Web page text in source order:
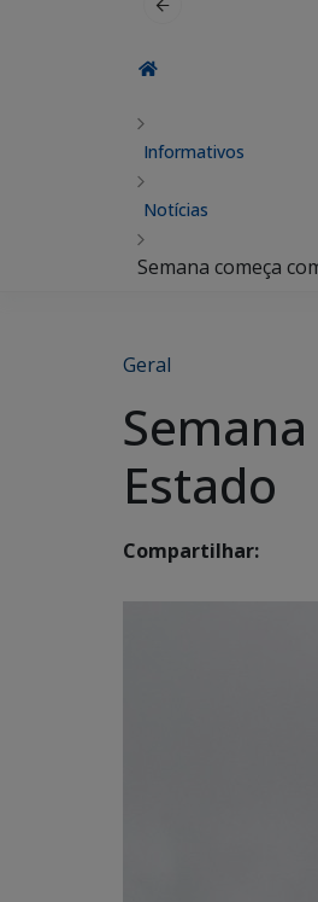
Informativos
Notícias
Semana começa
Geral
Estado
Compartilhar: